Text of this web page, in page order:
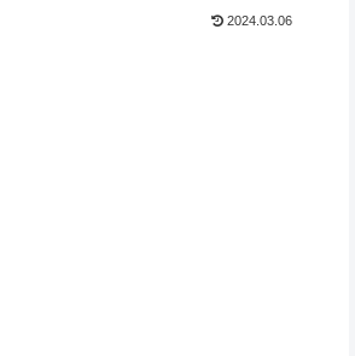
使用した上でそれぞれの特徴や使用感など
2024.03.06